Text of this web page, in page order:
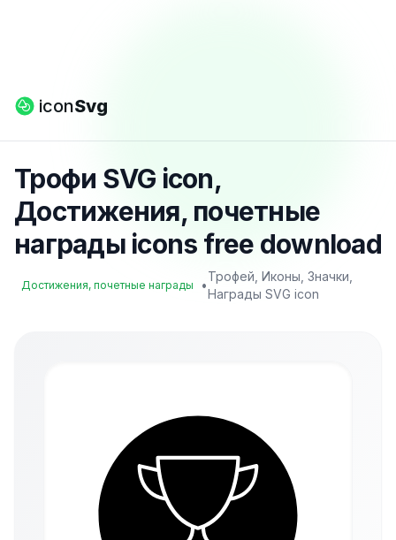
iconSvg
Трофи SVG icon,
Достижения, почетные
награды icons free download
Достижения, почетные награды •
Трофей, Иконы, Значки,
Награды SVG icon